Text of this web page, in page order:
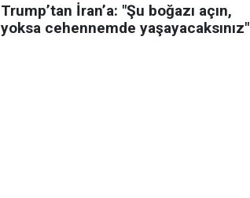
Trump’tan İran’a: "Şu boğazı açın,
yoksa cehennemde yaşayacaksınız"